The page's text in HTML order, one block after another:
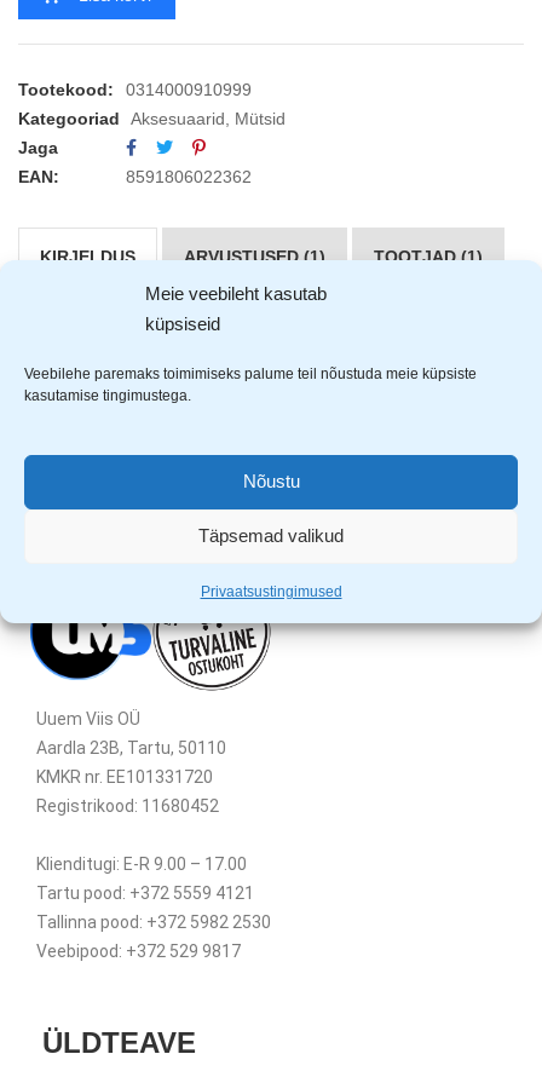
Meie veebileht kasutab
küpsiseid
Veebilehe paremaks toimimiseks palume teil nõustuda meie küpsiste
kasutamise tingimustega.
Nõustu
Täpsemad valikud
Privaatsustingimused
Tootekood:
0314000910999
Kategooriad
Aksesuaarid
Mütsid
Jaga
EAN:
8591806022362
KIRJELDUS ARVUSTUSED (1) TOOTJAD (1)
nokamüts on valmistatud 100% puuvillast
Uuem Viis OÜ
Aardla 23B, Tartu, 50110
KMKR nr. EE101331720
Registrikood: 11680452
Klienditugi: E-R 9.00 – 17.00
Tartu pood: +372 5559 4121
Tallinna pood: +372 5982 2530
Veebipood: +372 529 9817
ÜLDTEAVE